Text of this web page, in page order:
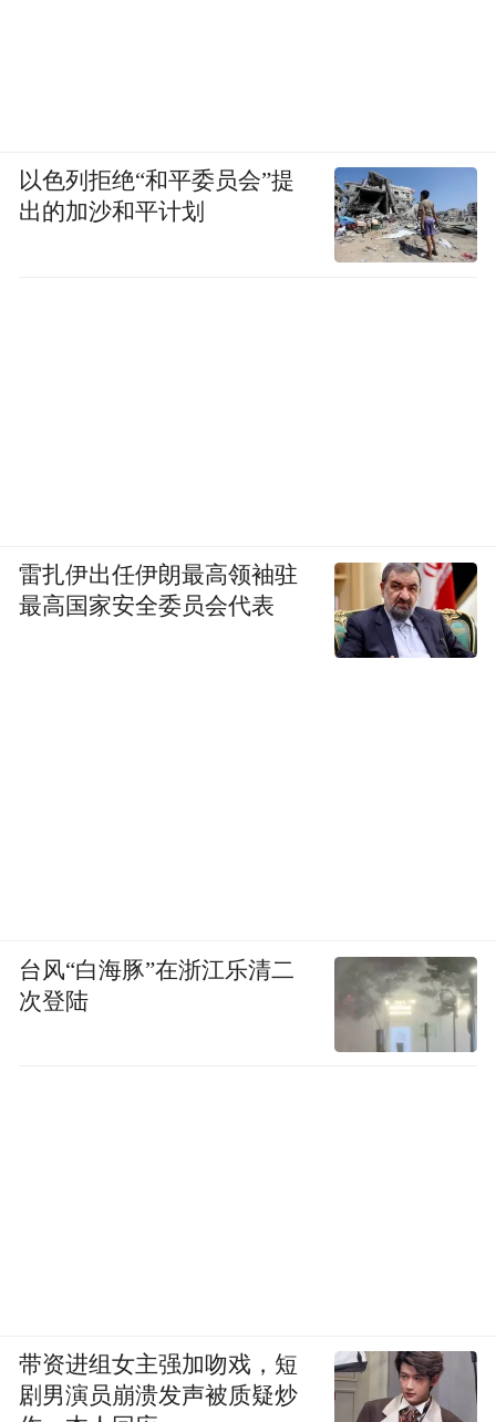
以色列拒绝“和平委员会”提
出的加沙和平计划
雷扎伊出任伊朗最高领袖驻
最高国家安全委员会代表
台风“白海豚”在浙江乐清二
次登陆
带资进组女主强加吻戏，短
剧男演员崩溃发声被质疑炒